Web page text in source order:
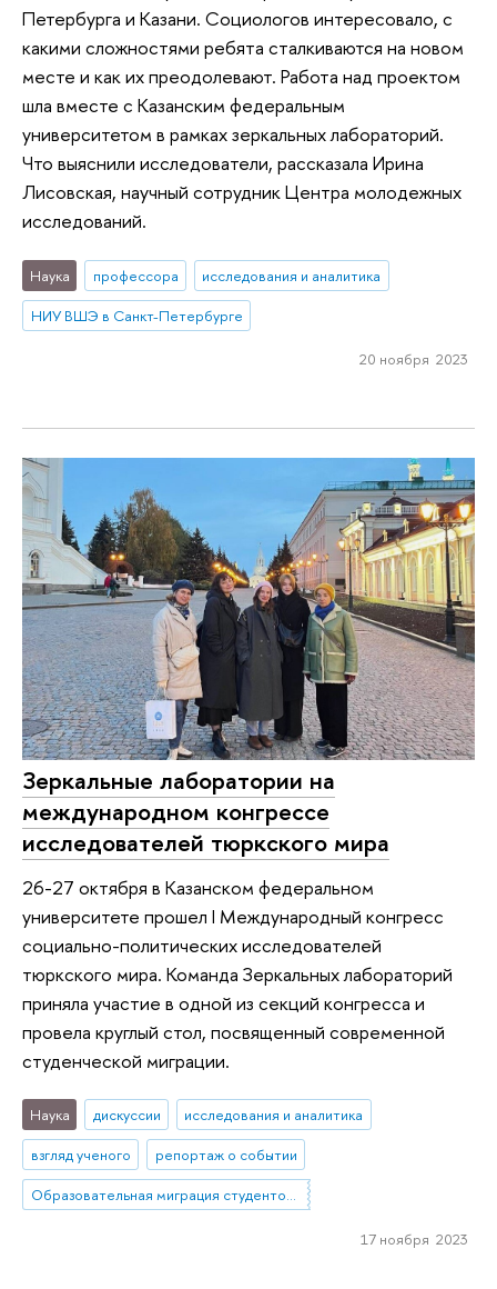
Петербурга и Казани. Социологов интересовало, с
какими сложностями ребята сталкиваются на новом
месте и как их преодолевают. Работа над проектом
шла вместе с Казанским федеральным
университетом в рамках зеркальных лабораторий.
Что выяснили исследователи, рассказала Ирина
Лисовская, научный сотрудник Центра молодежных
исследований.
Наука профессора
исследования и аналитика
НИУ ВШЭ в Санкт-Петербурге
20 ноября 2023
Зеркальные лаборатории на
международном конгрессе
исследователей тюркского мира
26-27 октября в Казанском федеральном
университете прошел I Международный конгресс
социально-политических исследователей
тюркского мира. Команда Зеркальных лабораторий
приняла участие в одной из секций конгресса и
провела круглый стол, посвященный современной
студенческой миграции.
Наука дискуссии
исследования и аналитика
взгляд ученого
репортаж о событии
Образовательная миграция студентов из небольших городов и сел в мегаполисы. Социальное включение как способ повышения устойчивости: барьеры, стратегии, успешные практики
17 ноября 2023